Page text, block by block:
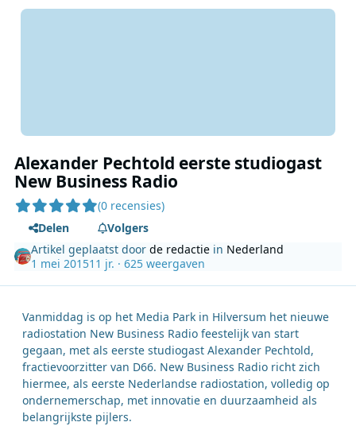
Alexander Pechtold eerste studiogast
New Business Radio
(0 recensies)
Delen
Volgers
Artikel geplaatst doorde redactie in Nederland
1 mei 201511 jr. · 625 weergaven
Vanmiddag is op het Media Park in Hilversum het nieuwe
radiostation New Business Radio feestelijk van start
gegaan, met als eerste studiogast Alexander Pechtold,
fractievoorzitter van D66. New Business Radio richt zich
hiermee, als eerste Nederlandse radiostation, volledig op
ondernemerschap, met innovatie en duurzaamheid als
belangrijkste pijlers.